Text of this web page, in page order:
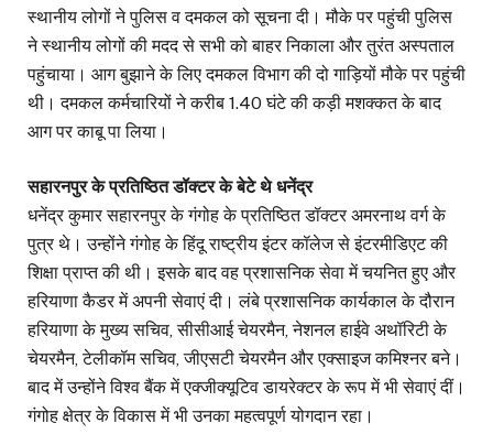
स्थानीय लोगों ने पुलिस व दमकल को सूचना दी। मौके पर पहुंची पुलिस
ने स्थानीय लोगों की मदद से सभी को बाहर निकाला और तुरंत अस्पताल
पहुंचाया। आग बुझाने के लिए दमकल विभाग की दो गाड़ियों मौके पर पहुंची
थी। दमकल कर्मचारियों ने करीब 1.40 घंटे की कड़ी मशक्कत के बाद
आग पर काबू पा लिया।
सहारनपुर के प्रतिष्ठित डॉक्टर के बेटे थे धनेंद्र
धनेंद्र कुमार सहारनपुर के गंगोह के प्रतिष्ठित डॉक्टर अमरनाथ वर्ग के
पुत्र थे। उन्होंने गंगोह के हिंदू राष्ट्रीय इंटर कॉलेज से इंटरमीडिएट की
शिक्षा प्राप्त की थी। इसके बाद वह प्रशासनिक सेवा में चयनित हुए और
हरियाणा कैडर में अपनी सेवाएं दी। लंबे प्रशासनिक कार्यकाल के दौरान
हरियाणा के मुख्य सचिव, सीसीआई चेयरमैन, नेशनल हाईवे अथॉरिटी के
चेयरमैन, टेलीकॉम सचिव, जीएसटी चेयरमैन और एक्साइज कमिश्नर बने।
बाद में उन्होंने विश्व बैंक में एक्जीक्यूटिव डायरेक्टर के रूप में भी सेवाएं दीं।
गंगोह क्षेत्र के विकास में भी उनका महत्वपूर्ण योगदान रहा।